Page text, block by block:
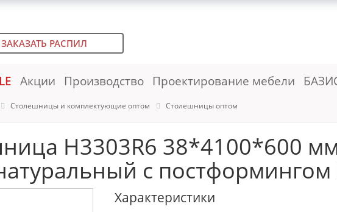
ЗАКАЗАТЬ РАСПИЛ
Акции Производство Проектирование мебели
Столешницы и комплектующие оптом Столешницы оптом
H3303R6 38*4100*600
с постформингом
Характеристики